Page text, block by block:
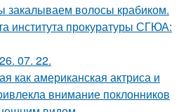
закалываем волосы крабиком.
института прокуратуры СГЮА:
07. 22.
как американская актриса и
внимание поклонников